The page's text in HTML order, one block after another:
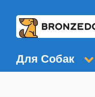
Для Собак